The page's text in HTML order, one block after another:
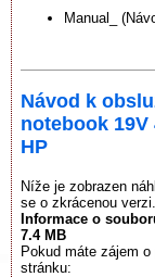
Manual_
Návod k
notebook 19V
HP
Níže je zobrazen
se o zkrácenou verzi.
Informace o
7.4 MB
Pokud máte zájem
stránku: